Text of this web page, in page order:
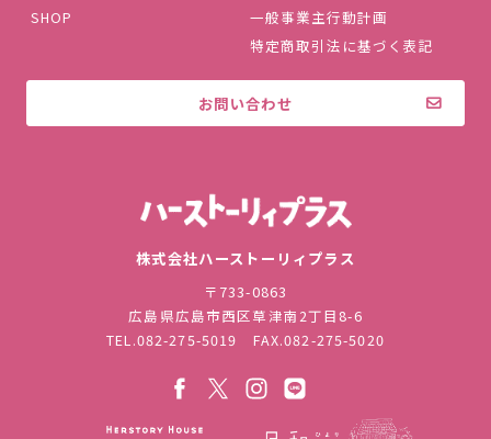
SHOP
一般事業主行動計画
特定商取引法に基づく表記
お問い合わせ
株式会社ハーストーリィプラス
〒733-0863
広島県広島市西区草津南2丁目8-6
TEL.082-275-5019 FAX.082-275-5020